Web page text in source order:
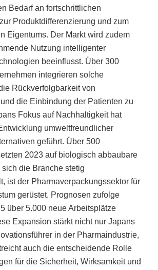
Bedarf an fortschrittlichen
Produktdifferenzierung und zum
Eigentums. Der Markt wird zudem
Nutzung intelligenter
beeinflusst. Über 300
integrieren solche
Rückverfolgbarkeit von
die Einbindung der Patienten zu
Fokus auf Nachhaltigkeit hat
umweltfreundlicher
geführt. Über 500
2023 auf biologisch abbaubare
die Branche stetig
ist der Pharmaverpackungssektor für
gerüstet. Prognosen zufolge
über 5.000 neue Arbeitsplätze
Expansion stärkt nicht nur Japans
in der Pharmaindustrie,
auch die entscheidende Rolle
für die Sicherheit, Wirksamkeit und